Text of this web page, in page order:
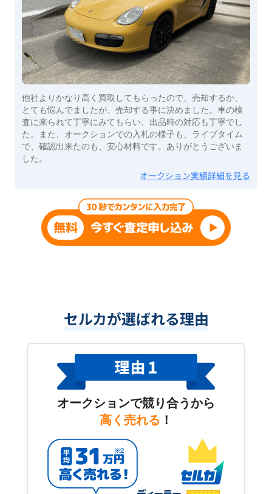
他社よりかなり高く買取してもらったので、売却するか、
とても悩んでましたが、売却する事に決めました。車の検
査に来られて丁寧にみてもらい、出品時の対応も丁寧でし
た。また、オークションでの入札の様子も、ライブタイム
で、確認出来たのも、安心材料です。ありがとうございま
した。
オークション実績詳細を見る
セルカが選ばれる理由
オークションで競り合うから
高く売れる ！